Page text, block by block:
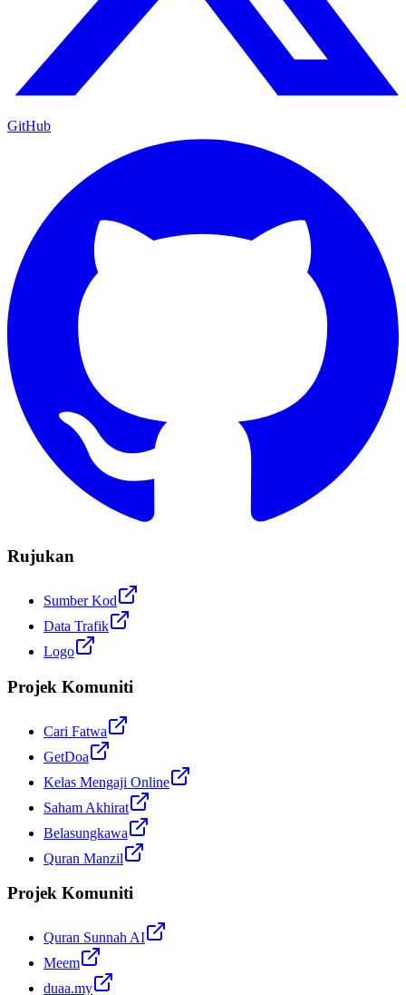
GitHub
Rujukan
Sumber Kod
Data Trafik
Logo
Projek Komuniti
Cari Fatwa
GetDoa
Kelas Mengaji Online
Saham Akhirat
Belasungkawa
Quran Manzil
Projek Komuniti
Quran Sunnah AI
Meem
duaa.my